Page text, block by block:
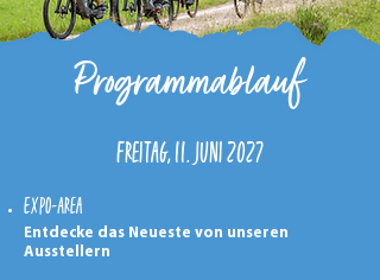
Programmablauf
Freitag, 11. Juni 2027
Expo-Area
Entdecke das Neueste von unseren
Ausstellern